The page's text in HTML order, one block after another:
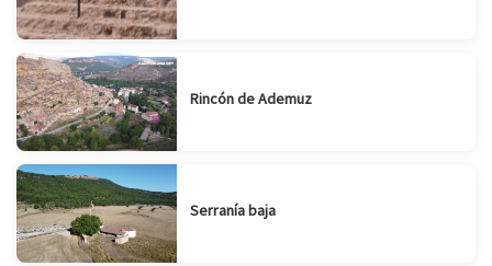
Rincón de Ademuz
Serranía baja